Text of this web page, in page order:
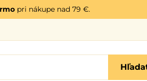
pri nákupe nad 79 €.